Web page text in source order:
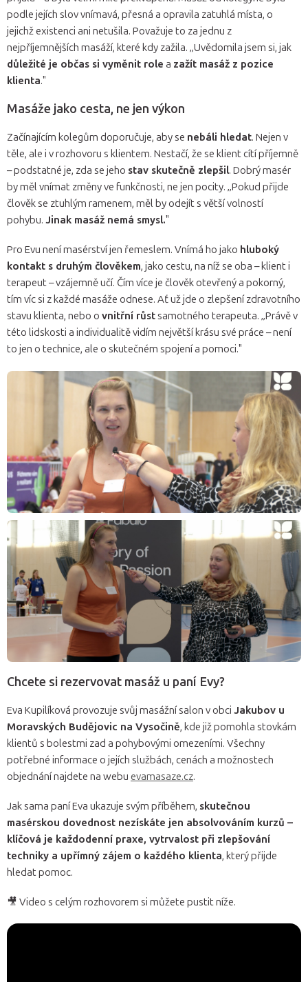
podle jejích slov vnímavá, přesná a opravila zatuhlá místa, o
jejichž existenci ani netušila. Považuje to za jednu z
nejpříjemnějších masáží, které kdy zažila. „Uvědomila jsem si, jak
důležité je občas si vyměnit role a zažít masáž z pozice
klienta."
Masáže jako cesta, ne jen výkon
Začínajícím kolegům doporučuje, aby se nebáli hledat. Nejen v
těle, ale i v rozhovoru s klientem. Nestačí, že se klient cítí příjemně
– podstatné je, zda se jeho stav skutečně zlepšil. Dobrý masér
by měl vnímat změny ve funkčnosti, ne jen pocity. „Pokud přijde
člověk se ztuhlým ramenem, měl by odejít s větší volností
pohybu. Jinak masáž nemá smysl."
Pro Evu není masérství jen řemeslem. Vnímá ho jako hluboký
kontakt s druhým člověkem, jako cestu, na níž se oba – klient i
terapeut – vzájemně učí. Čím více je člověk otevřený a pokorný,
tím víc si z každé masáže odnese. Ať už jde o zlepšení zdravotního
stavu klienta, nebo o vnitřní růstsamotného terapeuta. „Právě v
této lidskosti a individualitě vidím největší krásu své práce – není
to jen o technice, ale o skutečném spojení a pomoci."
Chcete si rezervovat masáž u paní Evy?
Eva Kupilíková provozuje svůj masážní salon v obci Jakubov u
Moravských Budějovic na Vysočině, kde již pomohla stovkám
klientů s bolestmi zad a pohybovými omezeními. Všechny
potřebné informace o jejích službách, cenách a možnostech
objednání najdete na webu evamasaze.cz.
Jak sama paní Eva ukazuje svým příběhem, skutečnou
masérskou dovednost nezískáte jen absolvováním kurzů –
klíčová je každodenní praxe, vytrvalost při zlepšování
techniky a upřímný zájem o každého klienta, který přijde
hledat pomoc.
🎥 Video s celým rozhovorem si můžete pustit níže.